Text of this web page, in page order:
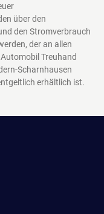
über den
den Stromverbrauch
der an allen
Treuhand
Scharnhausen
erhältlich ist.